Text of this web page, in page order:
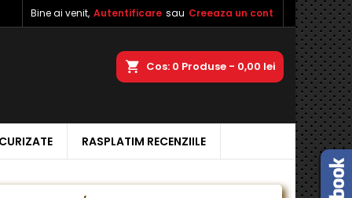
Bine ai venit, Autentificare sau Creeaza un cont
Cos 0 Produse - 0,00 lei
RASPLATIM RECENZIILE